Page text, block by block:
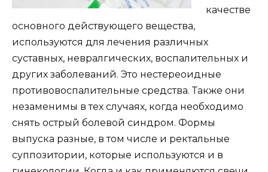
качестве
основного действующего вещества,
используются для лечения различных
суставных, невралгических, воспалительных и
других заболеваний. Это нестереоидные
противовоспалительные средства. Также они
незаменимы в тех случаях, когда необходимо
снять острый болевой синдром. Формы
выпуска разные, в том числе и ректальные
суппозитории, которые используются и в